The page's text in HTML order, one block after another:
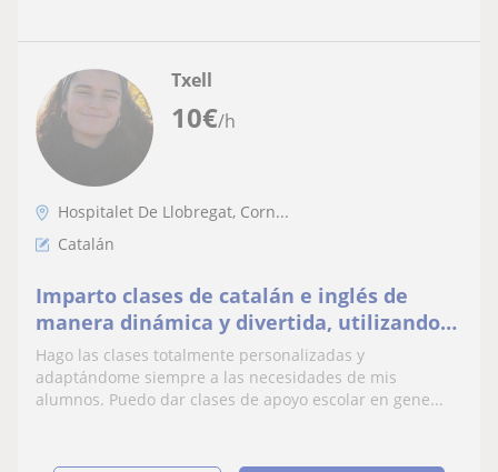
10€/h
Txell
Hospitalet De Llobregat, Corn...
Catalán
Imparto clases de catalán e inglés de
manera dinámica y divertida, utilizando
el juego como forma de aprender. Doy
clases a todas las edades.
Hago las clases totalmente personalizadas y
adaptándome siempre a las necesidades de mis
alumnos. Puedo dar clases de apoyo escolar en gene...